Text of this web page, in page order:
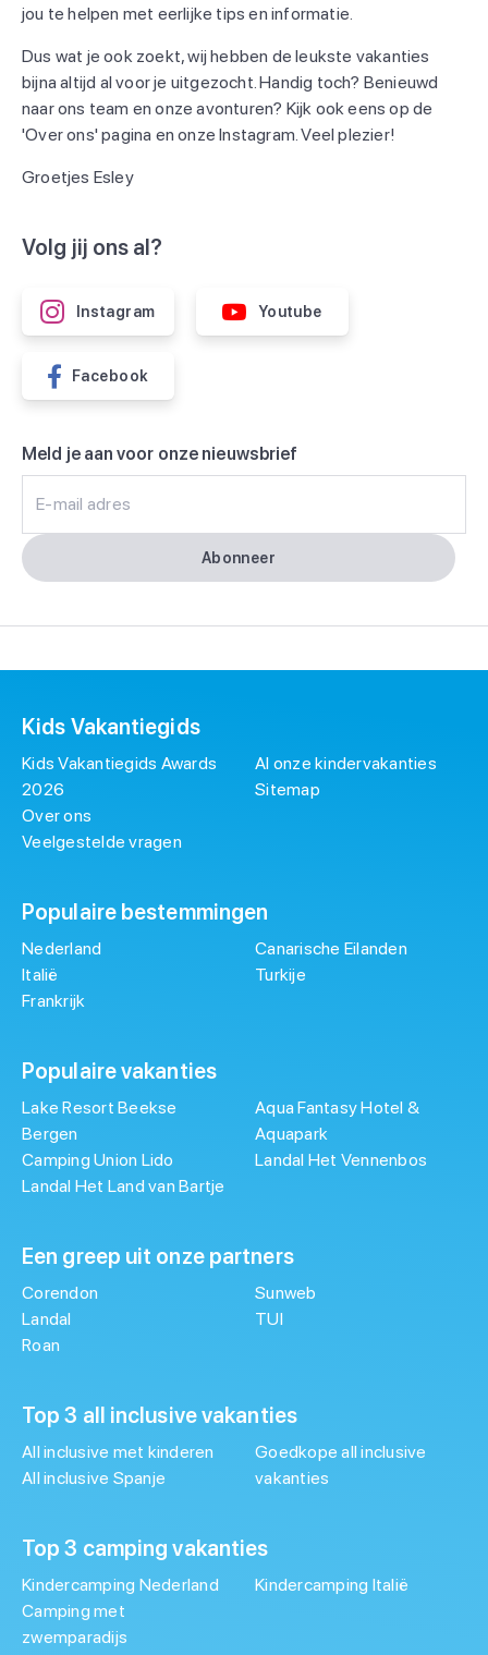
jou te helpen met eerlijke tips en informatie.
Dus wat je ook zoekt, wij hebben de leukste vakanties
bijna altijd al voor je uitgezocht. Handig toch? Benieuwd
naar ons team en onze avonturen? Kijk ook eens op de
'Over ons' pagina en onze Instagram. Veel plezier!
Groetjes Esley
Volg jij ons al?
Instagram Youtube
Facebook
Meld je aan voor onze nieuwsbrief
E-mail adres
Abonneer
Kids Vakantiegids
Kids Vakantiegids Awards
2026
Over ons
Veelgestelde vragen
Al onze kindervakanties
Sitemap
Populaire bestemmingen
Nederland
Italië
Frankrijk
Canarische Eilanden
Turkije
Populaire vakanties
Lake Resort Beekse
Bergen
Camping Union Lido
Landal Het Land van Bartje
Aqua Fantasy Hotel &
Aquapark
Landal Het Vennenbos
Een greep uit onze partners
Corendon
Landal
Roan
Sunweb
TUI
Top 3 all inclusive vakanties
All inclusive met kinderen
All inclusive Spanje
Goedkope all inclusive
vakanties
Top 3 camping vakanties
Kindercamping Nederland
Camping met
zwemparadijs
Kindercamping Italië